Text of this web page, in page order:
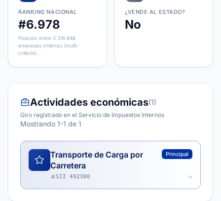
RANKING NACIONAL
#6.978
Posición entre 3.316.848
empresas chilenas (multi-
criterio).
¿VENDE AL ESTADO?
No
Actividades económicas(1)
Giro registrado en el Servicio de Impuestos Internos
Mostrando 1-1 de 1
Transporte de Carga por
Carretera
Principal
SII 492300